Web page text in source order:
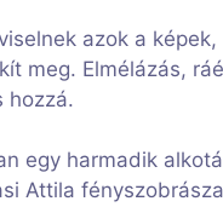
azok a
meg. Elmélázás,
hozzá.
egy harmadik
Attila